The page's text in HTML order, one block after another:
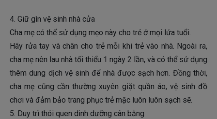
4. Giữ gìn vệ sinh nhà cửa
Cha mẹ có thể sử dụng mẹo này cho trẻ ở mọi lứa tuổi.
Hãy rửa tay và chân cho trẻ mỗi khi trẻ vào nhà. Ngoài ra,
cha mẹ nên lau nhà tối thiểu 1 ngày 2 lần, và có thể sử dụng
thêm dung dịch vệ sinh để nhà được sạch hơn. Đồng thời,
cha mẹ cũng cần thường xuyên giặt quần áo, vệ sinh đồ
chơi và đảm bảo trang phục trẻ mặc luôn luôn sạch sẽ.
5. Duy trì thói quen dinh dưỡng cân bằng